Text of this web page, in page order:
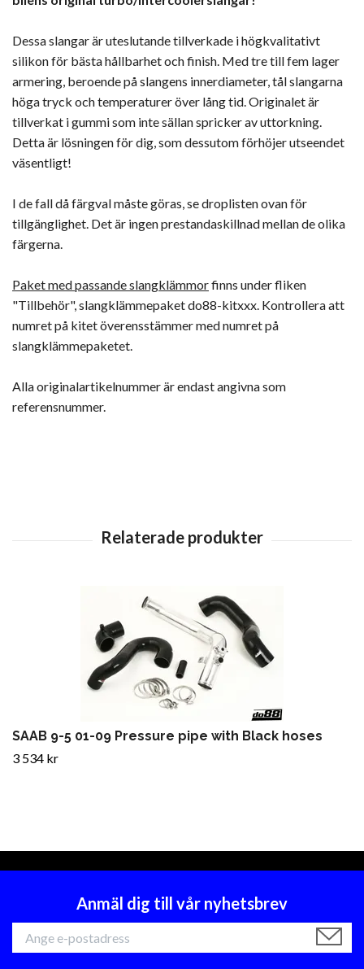
Dessa slangar är uteslutande tillverkade i högkvalitativt
silikon för bästa hållbarhet och finish. Med tre till fem lager
armering, beroende på slangens innerdiameter, tål slangarna
höga tryck och temperaturer över lång tid. Originalet är
tillverkat i gummi som inte sällan spricker av uttorkning.
Detta är lösningen för dig, som dessutom förhöjer utseendet
väsentligt!
I de fall då färgval måste göras, se droplisten ovan för
tillgänglighet. Det är ingen prestandaskillnad mellan de olika
färgerna.
Paket med passande slangklämmorfinns under fliken
"Tillbehör", slangklämmepaket do88-kitxxx. Kontrollera att
numret på kitet överensstämmer med numret på
slangklämmepaketet.
Alla originalartikelnummer är endast angivna som
referensnummer.
SAAB 9-5 01-09 Pressure pipe with Black hoses
3 534 kr
Anmäl dig till vår nyhetsbrev